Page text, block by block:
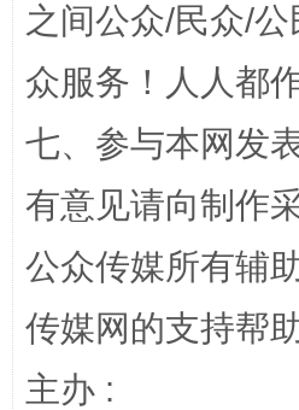
完善运行机制助力责任有效
之间公众/民众/
众服务！人人都
七、参与本网发
有意见请向制作
公众传媒所有辅
传媒网的支持帮
主办 :